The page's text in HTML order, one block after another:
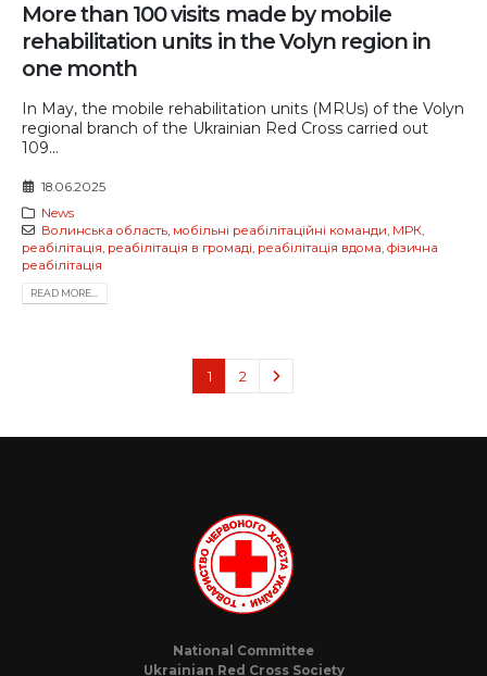
More than 100 visits made by mobile
rehabilitation units in the Volyn region in
one month
In May, the mobile rehabilitation units (MRUs) of the Volyn
regional branch of the Ukrainian Red Cross carried out
109...
18.06.2025
News
Волинська область, мобільні реабілітаційні команди МРК,
реабілітація реабілітація в громаді реабілітація вдома фізична
реабілітація
READ MORE...
1 2
National Committee
Ukrainian Red Cross Society